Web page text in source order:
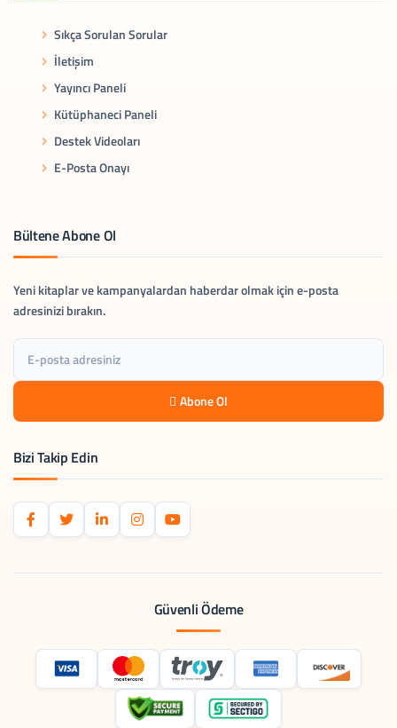
Sıkça Sorulan Sorular
İletişim
Yayıncı Paneli
Kütüphaneci Paneli
Destek Videoları
E-Posta Onayı
Bültene Abone Ol
Yeni kitaplar ve kampanyalardan haberdar olmak için e-posta
adresinizi bırakın.
Abone Ol
Bizi Takip Edin
Güvenli Ödeme